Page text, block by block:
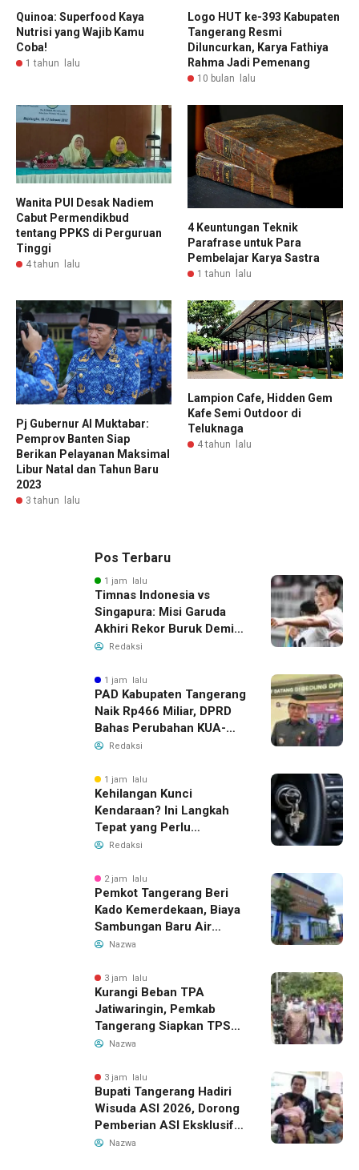
Quinoa: Superfood Kaya
Nutrisi yang Wajib Kamu
Coba!
1 tahun lalu
Logo HUT ke-393 Kabupaten
Tangerang Resmi
Diluncurkan, Karya Fathiya
Rahma Jadi Pemenang
10 bulan lalu
Wanita PUI Desak Nadiem
Cabut Permendikbud
tentang PPKS di Perguruan
Tinggi
4 tahun lalu
4 Keuntungan Teknik
Parafrase untuk Para
Pembelajar Karya Sastra
1 tahun lalu
Pj Gubernur Al Muktabar:
Pemprov Banten Siap
Berikan Pelayanan Maksimal
Libur Natal dan Tahun Baru
2023
3 tahun lalu
Lampion Cafe, Hidden Gem
Kafe Semi Outdoor di
Teluknaga
4 tahun lalu
Pos Terbaru
1 jam lalu
Timnas Indonesia vs
Singapura: Misi Garuda
Akhiri Rekor Buruk Demi
Tiket Semifinal Piala AFF
Redaksi
1 jam lalu
PAD Kabupaten Tangerang
Naik Rp466 Miliar, DPRD
Bahas Perubahan KUA-
PPAS 2026
Redaksi
1 jam lalu
Kehilangan Kunci
Kendaraan? Ini Langkah
Tepat yang Perlu
Dilakukan
Redaksi
2 jam lalu
Pemkot Tangerang Beri
Kado Kemerdekaan, Biaya
Sambungan Baru Air
Bersih Dipangkas Jadi
Nazwa
3 jam lalu
Kurangi Beban TPA
Jatiwaringin, Pemkab
Tangerang Siapkan TPS3R
Baru di Tigaraksa
Nazwa
3 jam lalu
Bupati Tangerang Hadiri
Wisuda ASI 2026, Dorong
Pemberian ASI Eksklusif
untuk Wujudkan Generasi
Nazwa